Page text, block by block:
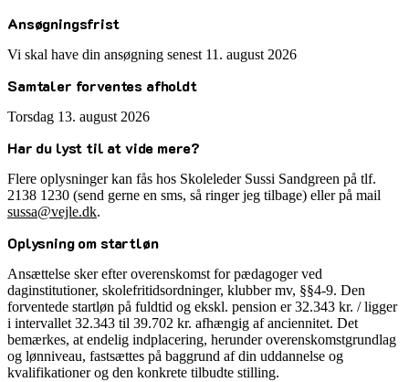
Ansøgningsfrist
Vi skal have din ansøgning senest 11. august 2026
Samtaler forventes afholdt
Torsdag 13. august 2026
Har du lyst til at vide mere?
Flere oplysninger kan fås hos Skoleleder Sussi Sandgreen på tlf.
2138 1230 (send gerne en sms, så ringer jeg tilbage) eller på mail
sussa@vejle.dk.
Oplysning om startløn
Ansættelse sker efter overenskomst for pædagoger ved
daginstitutioner, skolefritidsordninger, klubber mv, §§4-9. Den
forventede startløn på fuldtid og ekskl. pension er 32.343 kr. / ligger
i intervallet 32.343 til 39.702 kr. afhængig af anciennitet. Det
bemærkes, at endelig indplacering, herunder overenskomstgrundlag
og lønniveau, fastsættes på baggrund af din uddannelse og
kvalifikationer og den konkrete tilbudte stilling.